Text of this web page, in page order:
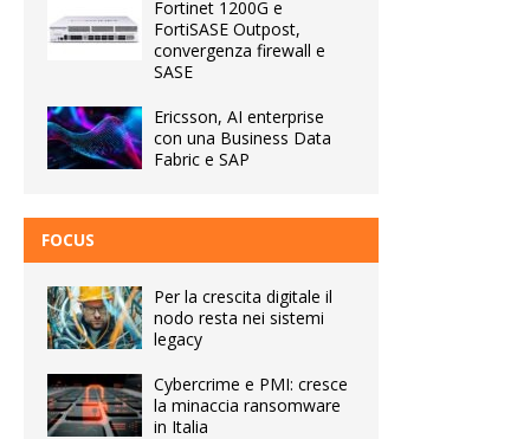
Fortinet 1200G e
FortiSASE Outpost,
convergenza firewall e
SASE
Ericsson, AI enterprise
con una Business Data
Fabric e SAP
FOCUS
Per la crescita digitale il
nodo resta nei sistemi
legacy
Cybercrime e PMI: cresce
la minaccia ransomware
in Italia